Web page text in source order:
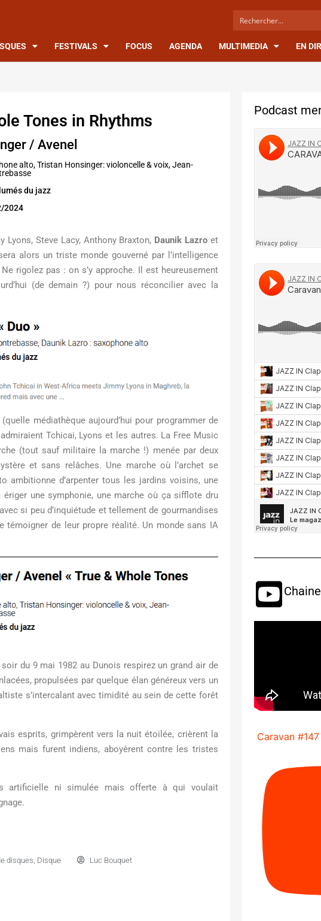
FESTIVALS FOCUS AGENDA MULTIMEDIA EN
Tones in Rhythms
/ Avenel
alto, Tristan Honsinger: violoncelle & voix, Jean-
du jazz
2024
Steve Lacy, Anthony Braxton, Daunik Lazroet
alors un triste monde gouverné par l’intelligence
rigolez pas : on s’y approche. Il est heureusement
(de demain ?) pour nous réconcilier avec la
médiathèque aujourd’hui pour programmer de
Tchicai, Lyons et les autres. La Free Music
(tout sauf militaire la marche !) menée par deux
et sans relâches. Une marche où l’archet se
ambitionne d’arpenter tous les jardins voisins, une
une symphonie, une marche où ça sifflote dru
si peu d’inquiétude et tellement de gourmandises
témoigner de leur propre réalité. Un monde sans IA
du 9 mai 1982 au Dunois respirez un grand air de
propulsées par quelque élan généreux vers un
s’intercalant avec timidité au sein de cette forêt
esprits, grimpèrent vers la nuit étoilée, crièrent la
mais furent indiens, aboyèrent contre les tristes
artificielle ni simulée mais offerte à qui voulait
disques Disque Luc Bouquet
Podcast
Caravan #147